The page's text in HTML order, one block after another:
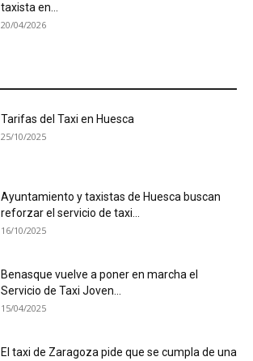
taxista en...
20/04/2026
Tarifas del Taxi en Huesca
25/10/2025
Ayuntamiento y taxistas de Huesca buscan
reforzar el servicio de taxi...
16/10/2025
Benasque vuelve a poner en marcha el
Servicio de Taxi Joven...
15/04/2025
El taxi de Zaragoza pide que se cumpla de una